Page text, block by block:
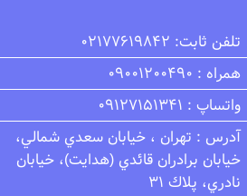
تلفن ثابت: 02177619842
همراه : 09001200490
واتساپ : 09127151341
آدرس : تهران ، خيابان سعدي شمالي،
خيابان برادران قائدي (هدايت)، خيابان
نادري، پلاك 31